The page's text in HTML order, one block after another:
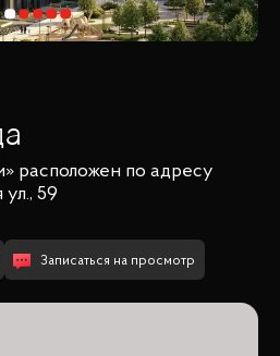
расположен по адресу
59
Записаться на просмотр